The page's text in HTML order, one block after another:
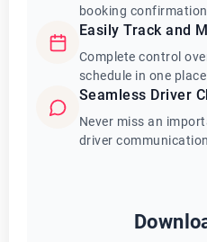
booking
Easily Track and
Complete control
schedule in one place
Seamless Driver
Never miss an
driver communication